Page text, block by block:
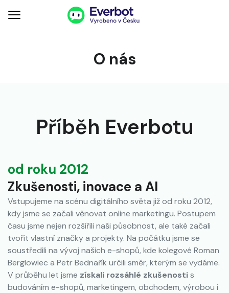
O nás
Příběh Everbotu
od roku 2012
Zkušenosti, inovace a AI
Vstupujeme na scénu digitálního světa již od roku 2012,
kdy jsme se začali věnovat online marketingu. Postupem
času jsme nejen rozšířili naši působnost, ale také začali
tvořit vlastní značky a projekty. Na počátku jsme se
soustředili na vývoj našich e-shopů, kde kolegové Roman
Berglowiec a Petr Bednařík určili směr, kterým se vydáme.
V průběhu let jsme získali rozsáhlé zkušenostis
budováním e-shopů, marketingem, obchodem, výrobou i